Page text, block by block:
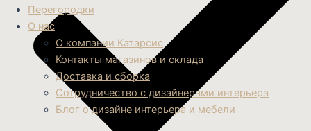
Перегородки
О нас
О компании Катарсис
Контакты магазинов и склада
Доставка и сборка
Сотрудничество с дизайнерами интерьера
Блог о дизайне интерьера и мебели